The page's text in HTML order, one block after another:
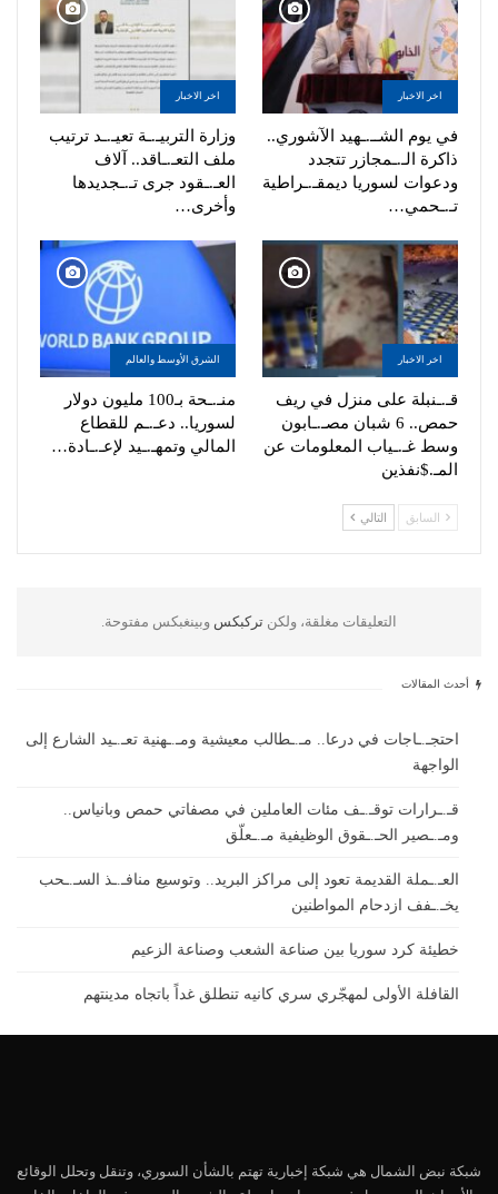
اخر الاخبار
في يوم الشــ.ـهيد الآشوري..
ذاكرة الـ.ـمجازر تتجدد
ودعوات لسوريا ديمقـ.ـراطية
تـ.ـحمي…
اخر الاخبار
وزارة التربيـ.ـة تعيـ.ـد ترتيب
ملف التعـ.ـاقد.. آلاف
العـ.ـقود جرى تـ.ـجديدها
وأخرى…
اخر الاخبار
قـ.ـنبلة على منزل في ريف
حمص.. 6 شبان مصـ.ـابون
وسط غـ.ـياب المعلومات عن
المـ.$نفذين
الشرق الأوسط والعالم
منـ.ـحة بـ100 مليون دولار
لسوريا.. دعـ.ـم للقطاع
المالي وتمهـ.ـيد لإعـ.ـادة…
السابق التالي
التعليقات مغلقة، ولكن تركبكس وبينغبكس مفتوحة.
أحدث المقالات
احتجـ.ـاجات في درعا.. مـ.ـطالب معيشية ومـ.ـهنية تعـ.ـيد الشارع إلى
الواجهة
قـ.ـرارات توقـ.ـف مئات العاملين في مصفاتي حمص وبانياس..
ومـ.ـصير الحـ.ـقوق الوظيفية مـ.ـعلّق
العـ.ـملة القديمة تعود إلى مراكز البريد.. وتوسيع منافـ.ـذ السـ.ـحب
يخـ.ـفف ازدحام المواطنين
خطيئة كرد سوريا بين صناعة الشعب وصناعة الزعيم
القافلة الأولى لمهجّري سري كانيه تنطلق غداً باتجاه مدينتهم
شبكة نبض الشمال هي شبكة إخبارية تهتم بالشأن السوري، وتنقل وتحلل الوقائع